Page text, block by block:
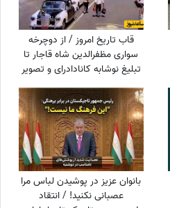
قاب تاریخ امروز / از دوچرخه
سواری مظفرالدین شاه قاجار تا
تبلیغ نوشابه ‌کانادادرای و تصویر
دیده نشده از جردن که کم از
لس‌آنجلس نداره + عکس
بانوان عزیز در پوشیدن لباس مرا
عصبانی نکنید! / انتقاد